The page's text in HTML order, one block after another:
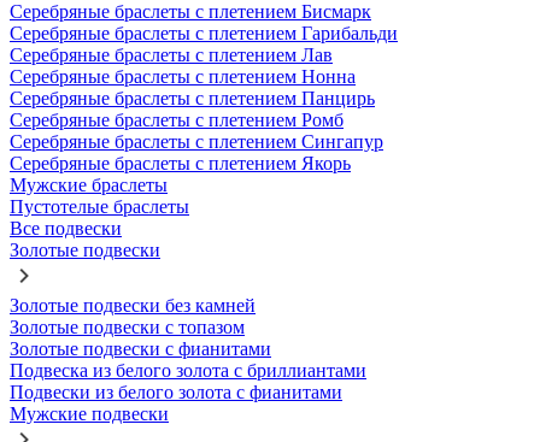
Серебряные браслеты с плетением Бисмарк
Серебряные браслеты с плетением Гарибальди
Серебряные браслеты с плетением Лав
Серебряные браслеты с плетением Нонна
Серебряные браслеты с плетением Панцирь
Серебряные браслеты с плетением Ромб
Серебряные браслеты с плетением Сингапур
Серебряные браслеты с плетением Якорь
Мужские браслеты
Пустотелые браслеты
Все подвески
Золотые подвески
Золотые подвески без камней
Золотые подвески с топазом
Золотые подвески с фианитами
Подвеска из белого золота с бриллиантами
Подвески из белого золота с фианитами
Мужские подвески